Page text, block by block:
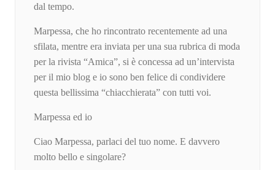
dal tempo.
Marpessa, che ho rincontrato recentemente ad una
sfilata, mentre era inviata per una sua rubrica di moda
per la rivista “Amica”, si è concessa ad un’intervista
per il mio blog e io sono ben felice di condividere
questa bellissima “chiacchierata” con tutti voi.
Marpessa ed io
Ciao Marpessa, parlaci del tuo nome. E davvero
molto bello e singolare?